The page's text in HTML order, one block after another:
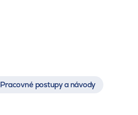
Pracovné postupy a návody